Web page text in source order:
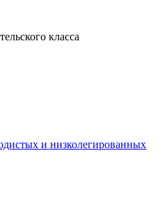
класса
и низколегированных